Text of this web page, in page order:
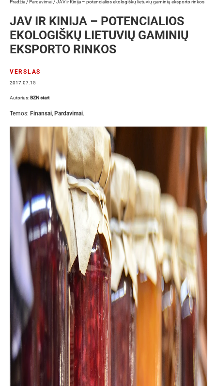
Pradžia /Pardavimai /JAV ir Kinija – potencialios ekologiškų lietuvių gaminių eksporto rinkos
JAV IR KINIJA – POTENCIALIOS
EKOLOGIŠKŲ LIETUVIŲ GAMINIŲ
EKSPORTO RINKOS
VERSLAS
2017.07.15
Autorius: BZN start
Temos: Finansai, Pardavimai.